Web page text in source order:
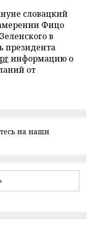
словацкий
Фицо
в
президента
информацию о
от
на наши